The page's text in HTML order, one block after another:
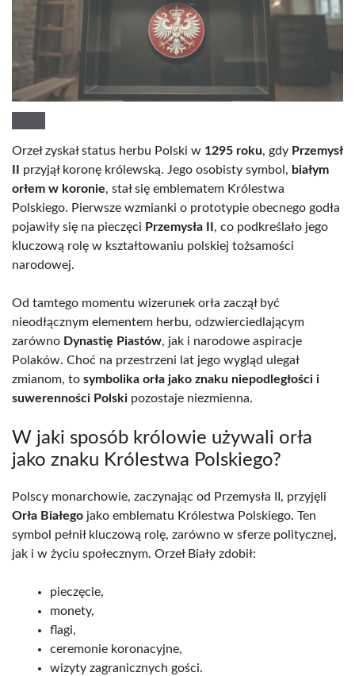
Orzeł zyskał status herbu Polski w 1295 roku, gdy Przemysł
przyjął koronę królewską. Jego osobisty symbol, białym
orłem w koronie, stał się emblematem Królestwa
Polskiego. Pierwsze wzmianki o prototypie obecnego godła
pojawiły się na pieczęci Przemysła II , co podkreślało jego
kluczową rolę w kształtowaniu polskiej tożsamości
narodowej.
Od tamtego momentu wizerunek orła zaczął być
nieodłącznym elementem herbu, odzwierciedlającym
zarówno Dynastię Piastów, jak i narodowe aspiracje
Polaków. Choć na przestrzeni lat jego wygląd ulegał
zmianom, to symbolika orła jako znaku niepodległości i
suwerenności Polski pozostaje niezmienna.
W jaki sposób królowie używali orła
jako znaku Królestwa Polskiego?
Polscy monarchowie, zaczynając od Przemysła II, przyjęli
Orła Białego jako emblematu Królestwa Polskiego. Ten
symbol pełnił kluczową rolę, zarówno w sferze politycznej,
jak i w życiu społecznym. Orzeł Biały zdobił:
pieczęcie,
monety,
flagi,
ceremonie koronacyjne,
wizyty zagranicznych gości.